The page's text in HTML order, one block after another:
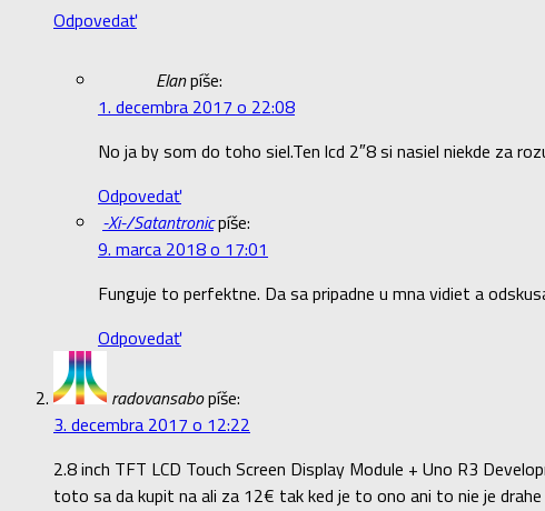
Odpovedať
Elanpíše:
1. decembra 2017 o 22:08
No ja by som do toho siel.Ten lcd 2″8 si nasiel niekde za
Odpovedať
-Xi-/Satantronicpíše:
9. marca 2018 o 17:01
Funguje to perfektne. Da sa pripadne u mna vidiet a
Odpovedať
radovansabopíše:
3. decembra 2017 o 12:22
2.8 inch TFT LCD Touch Screen Display Module + Uno R3
toto sa da kupit na ali za 12€ tak ked je to ono ani to nie je